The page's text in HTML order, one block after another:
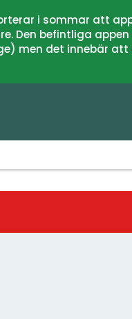
i sommar att
Den befintliga
men det innebär att